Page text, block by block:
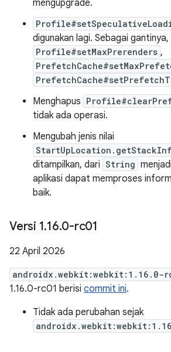
mengupgrade.
digunakan lagi. Sebagai gantinya,
Profile#setMaxPrerenders ,
Menghapus
tidak ada operasi.
Mengubah jenis nilai
ditampilkan, dari String menjadi
aplikasi dapat memproses
baik.
Versi 1.16.0-rc01
22 April 2026
androidx.webkit:webkit:1.16.0-
1.16.0-rc01 berisi commit ini.
Tidak ada perubahan sejak